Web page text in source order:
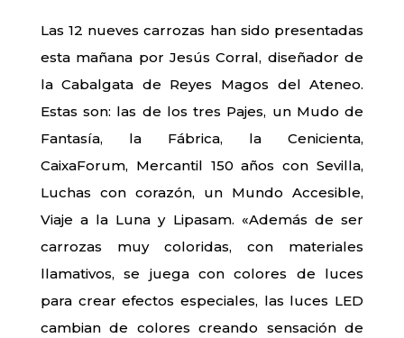
Las 12 nueves carrozas han sido presentadas
esta mañana por Jesús Corral, diseñador de
la Cabalgata de Reyes Magos del Ateneo.
Estas son: las de los tres Pajes, un Mudo de
Fantasía, la Fábrica, la Cenicienta,
CaixaForum, Mercantil 150 años con Sevilla,
Luchas con corazón, un Mundo Accesible,
Viaje a la Luna y Lipasam. «Además de ser
carrozas muy coloridas, con materiales
llamativos, se juega con colores de luces
para crear efectos especiales, las luces LED
cambian de colores creando sensación de